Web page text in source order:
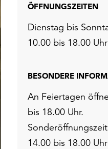
ÖFFNUNGSZEITEN
Dienstag bis
10.00 bis 18.00 Uhr
BESONDERE
An Feiertagen
bis 18.00 Uhr.
14.00 bis 18.00 Uhr